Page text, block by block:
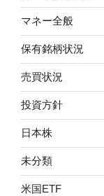
マネー全般
保有銘柄状況
売買状況
投資方針
日本株
未分類
米国ETF